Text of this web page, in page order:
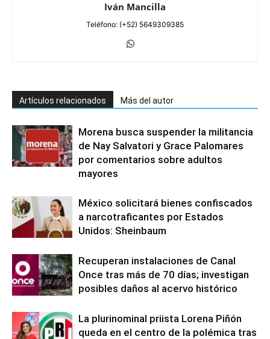
Iván Mancilla
Teléfono: (+52) 5649309385
Artículos relacionados Más del autor
Morena busca suspender la militancia
de Nay Salvatori y Grace Palomares
por comentarios sobre adultos
mayores
México solicitará bienes confiscados
a narcotraficantes por Estados
Unidos: Sheinbaum
Recuperan instalaciones de Canal
Once tras más de 70 días; investigan
posibles daños al acervo histórico
La plurinominal priista Lorena Piñón
queda en el centro de la polémica tras